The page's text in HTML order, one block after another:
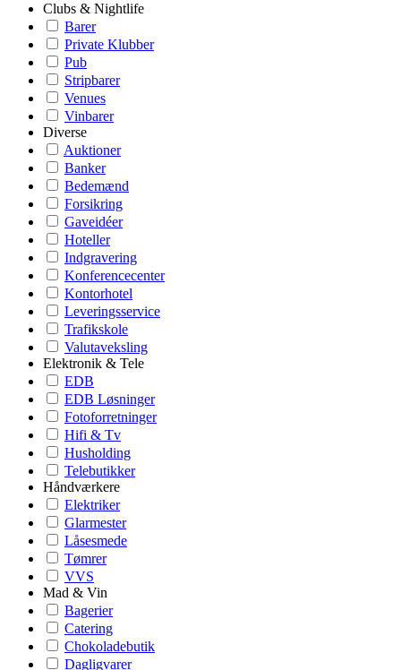
Clubs & Nightlife
Barer
Private Klubber
Pub
Stripbarer
Venues
Vinbarer
Diverse
Auktioner
Banker
Bedemænd
Forsikring
Gaveidéer
Hoteller
Indgravering
Konferencecenter
Kontorhotel
Leveringsservice
Trafikskole
Valutaveksling
Elektronik & Tele
EDB
EDB Løsninger
Fotoforretninger
Hifi & Tv
Husholding
Telebutikker
Håndværkere
Elektriker
Glarmester
Låsesmede
Tømrer
VVS
Mad & Vin
Bagerier
Catering
Chokoladebutik
Dagligvarer